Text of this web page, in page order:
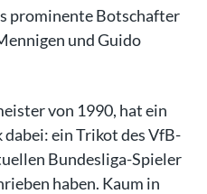
prominente Botschafter
und Guido
von 1990, hat ein
dabei: ein Trikot des VfB-
Bundesliga-Spieler
haben. Kaum in